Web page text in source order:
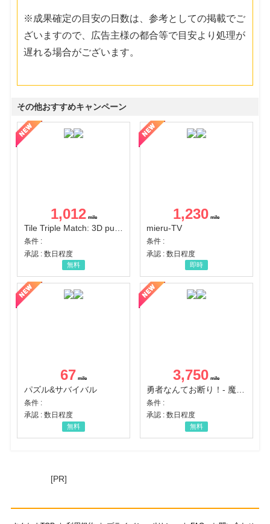
※成果確定の目安の日数は、参考としての掲載でご
ざいますので、広告主様の都合等で目安より処理が
遅れる場合がございます。
その他おすすめキャンペーン
1,012
Tile Triple Match: 3D puzzle
条件 :
承認 : 数日程度
無料
1,230
mieru-TV
条件 :
承認 : 数日程度
即時
67
パズル&サバイバル
条件 :
承認 : 数日程度
無料
3,750
条件 :
承認 : 数日程度
無料
[PR]